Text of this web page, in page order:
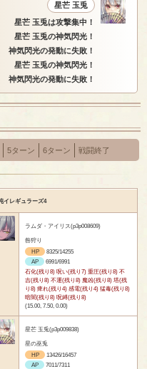
星芒 玉兎
星芒 玉兎は攻撃集中！
星芒 玉兎の神気閃光！
神気閃光の発動に失敗！
星芒 玉兎の神気閃光！
神気閃光の発動に失敗！
5ターン 6ターン 戦闘終了
イレギュラーズ4
ラムダ・アイリス(p3p008609)
咎狩り
HP
8325/14255
AP
6991/6991
石化(残り8) 呪い(残り7) 重圧(残り8) 不
吉(残り8) 不運(残り8) 魔凶(残り8) 塔(残
り8) 痺れ(残り4) 感電(残り4) 猛毒(残り8)
暗闇(残り8) 呪縛(残り8)
(15.00, 7.50, 0.00)
星芒 玉兎(p3p009838)
星の巫兎
HP
13426/16457
AP
7011/7311